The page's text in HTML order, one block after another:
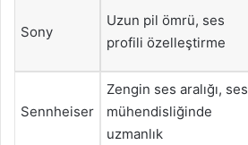
Sony
Uzun pil ömrü, ses
profili özelleştirme
Sennheiser
Zengin ses aralığı, ses
mühendisliğinde
uzmanlık